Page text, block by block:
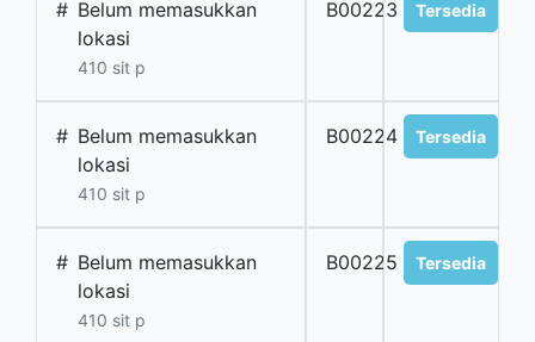
# Belum memasukkan
lokasi
410 sit p
B00223 Tersedia
# Belum memasukkan
lokasi
410 sit p
B00224 Tersedia
# Belum memasukkan
lokasi
410 sit p
B00225 Tersedia